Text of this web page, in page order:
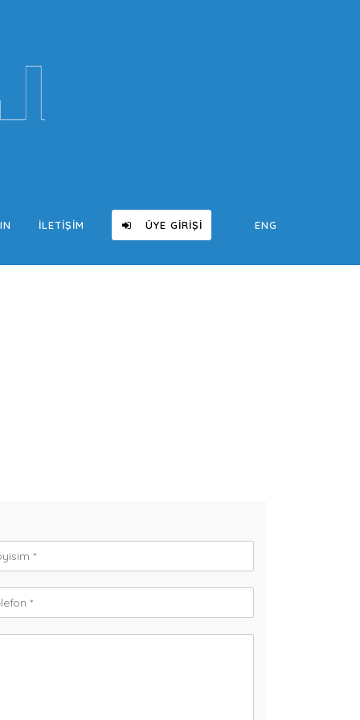
İLETIŞIM ÜYE GIRIŞI ENG